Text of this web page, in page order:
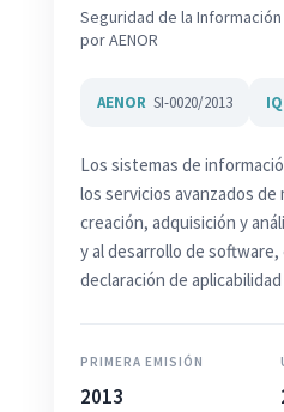
Seguridad de la Información
por AENOR
AENOR SI-0020/2013
Los sistemas de
los servicios avanzados de
creación, adquisición y
y al desarrollo de software,
declaración de
PRIMERA EMISIÓN
2013